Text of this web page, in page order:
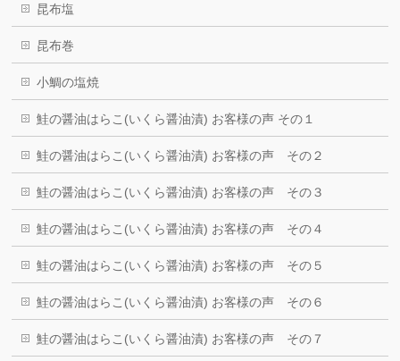
昆布塩
昆布巻
小鯛の塩焼
鮭の醤油はらこ(いくら醤油漬) お客様の声 その１
鮭の醤油はらこ(いくら醤油漬) お客様の声 その２
鮭の醤油はらこ(いくら醤油漬) お客様の声 その３
鮭の醤油はらこ(いくら醤油漬) お客様の声 その４
鮭の醤油はらこ(いくら醤油漬) お客様の声 その５
鮭の醤油はらこ(いくら醤油漬) お客様の声 その６
鮭の醤油はらこ(いくら醤油漬) お客様の声 その７